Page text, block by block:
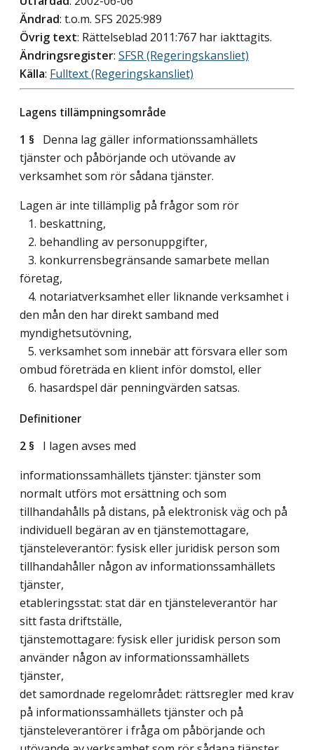
Ändrad: t.o.m. SFS 2025:989
Övrig text: Rättelseblad 2011:767 har iakttagits.
Ändringsregister: SFSR (Regeringskansliet)
Källa: Fulltext (Regeringskansliet)
Lagens tillämpningsområde
1 § Denna lag gäller informationssamhällets
tjänster och påbörjande och utövande av
verksamhet som rör sådana tjänster.
Lagen är inte tillämplig på frågor som rör
1. beskattning,
2. behandling av personuppgifter,
3. konkurrensbegränsande samarbete mellan
företag,
4. notariatverksamhet eller liknande verksamhet i
den mån den har direkt samband med
myndighetsutövning,
5. verksamhet som innebär att försvara eller som
ombud företräda en klient inför domstol, eller
6. hasardspel där penningvärden satsas.
Definitioner
2 § I lagen avses med
informationssamhällets tjänster: tjänster som
normalt utförs mot ersättning och som
tillhandahålls på distans, på elektronisk väg och på
individuell begäran av en tjänstemottagare,
tjänsteleverantör: fysisk eller juridisk person som
tillhandahåller någon av informationssamhällets
tjänster,
etableringsstat: stat där en tjänsteleverantör har
sitt fasta driftställe,
tjänstemottagare: fysisk eller juridisk person som
använder någon av informationssamhällets
tjänster,
det samordnade regelområdet: rättsregler med krav
på informationssamhällets tjänster och på
tjänsteleverantörer i fråga om påbörjande och